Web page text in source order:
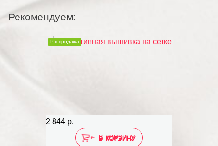
Рекомендуем:
2 844 р.
Распродажа
В КОРЗИНУ